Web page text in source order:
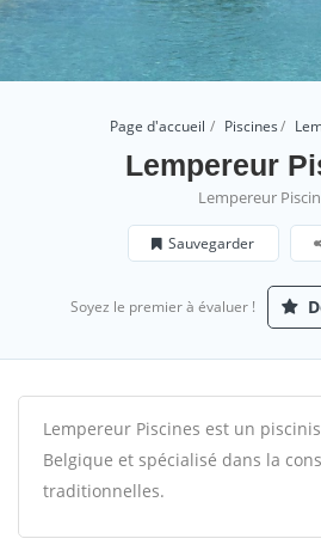
Page d'accueil Piscines
Lempereur
Lempereur
Sauvegarder
Soyez le premier à évaluer !
Lempereur Piscines est un
Belgique et spécialisé dans la
traditionnelles.